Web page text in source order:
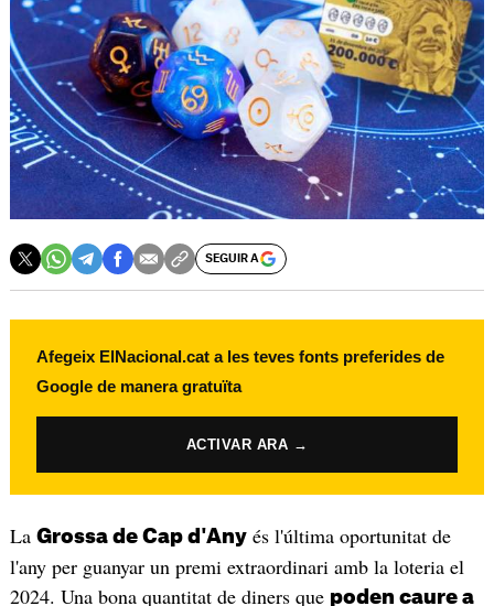
SEGUIR A
Afegeix ElNacional.cat a les teves fonts preferides de
Google de manera gratuïta
ACTIVAR ARA →
La Grossa de Cap d'Anyés l'última oportunitat de
l'any per guanyar un premi extraordinari amb la loteria el
2024. Una bona quantitat de diners que poden caure a